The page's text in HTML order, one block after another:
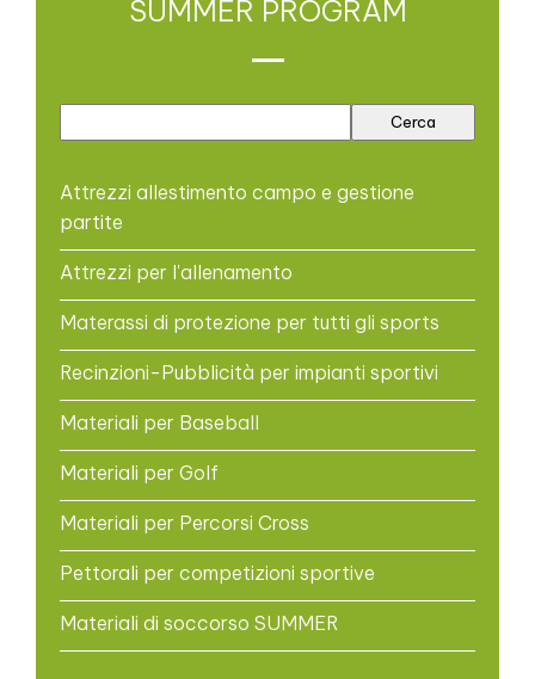
SUMMER PROGRAM
Attrezzi allestimento campo e gestione
partite
Attrezzi per l'allenamento
Materassi di protezione per tutti gli sports
Recinzioni-Pubblicità per impianti sportivi
Materiali per Baseball
Materiali per Golf
Materiali per Percorsi Cross
Pettorali per competizioni sportive
Materiali di soccorso SUMMER